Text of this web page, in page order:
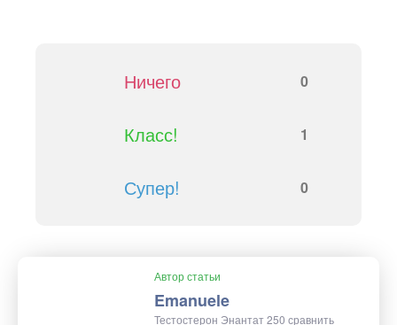
Ничего 0
Класс! 1
Супер! 0
Автор статьи
Emanuele
Тестостерон Энантат 250 сравнить